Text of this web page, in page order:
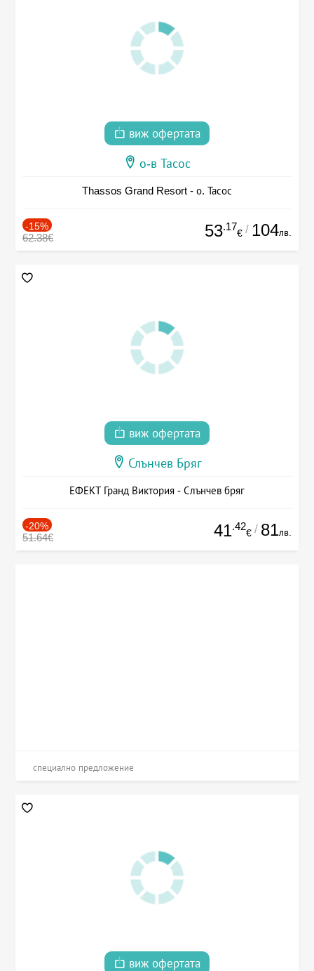
виж офертата
о-в Тасос
Thassos Grand Resort - о. Тасос
-15%
62.38€ 53.17
€ / 104лв.
виж офертата
Слънчев Бряг
ЕФЕКТ Гранд Виктория - Слънчев бряг
-20%
51.64€ 41.42
€ / 81лв.
специално предложение
виж офертата